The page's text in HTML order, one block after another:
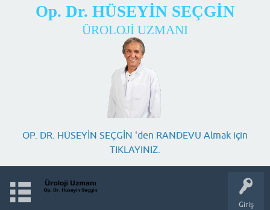
Op. Dr. HÜSEYİN SEÇGİN
ÜROLOJİ UZMANI
OP. DR. HÜSEYİN SEÇGİN 'den RANDEVU Almak için
TIKLAYINIZ.
Giriş